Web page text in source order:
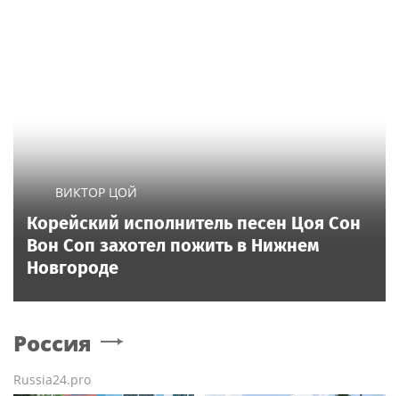
ВИКТОР ЦОЙ
Корейский исполнитель песен Цоя Сон
Вон Соп захотел пожить в Нижнем
Новгороде
Россия
Russia24.pro